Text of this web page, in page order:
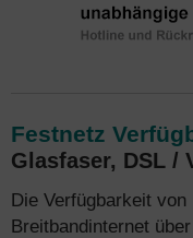
Festnetz
Glasfaser, DSL /
Die Verfügbarkeit von
Breitbandinternet über